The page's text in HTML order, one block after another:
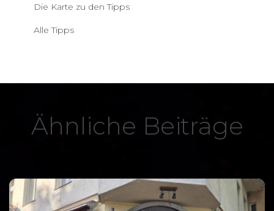
Die Karte zu den Tipps
Alle Tipps
Ähnliche Beiträge